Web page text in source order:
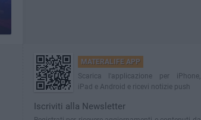
MATERALIFE APP
Scarica l'applicazione per iPhone,
iPad e Android e ricevi notizie push
Iscriviti alla Newsletter